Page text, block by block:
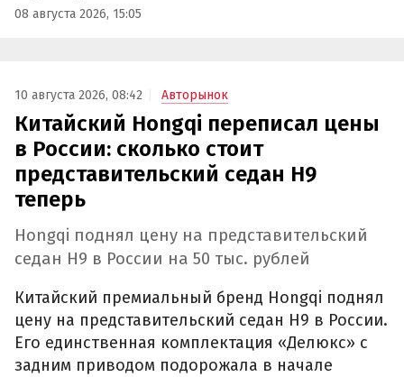
08 августа 2026, 15:05
10 августа 2026, 08:42 Авторынок
Китайский Hongqi переписал цены
в России: сколько стоит
представительский седан H9
теперь
Hongqi поднял цену на представительский
седан H9 в России на 50 тыс. рублей
Китайский премиальный бренд Hongqi поднял
цену на представительский седан H9 в России.
Его единственная комплектация «Делюкс» с
задним приводом подорожала в начале